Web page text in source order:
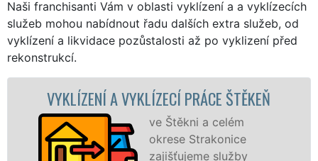
Naši franchisanti Vám v oblasti vyklízení a a vyklízecích
služeb mohou nabídnout řadu dalších extra služeb, od
vyklízení a likvidace pozůstalosti až po vyklizení před
rekonstrukcí.
VYKLÍZECÍ PRÁCE ŠTĚKEŇ
ve Štěkni a celém
okrese Strakonice
zajišťujeme služby
VYKLÍZECÍ